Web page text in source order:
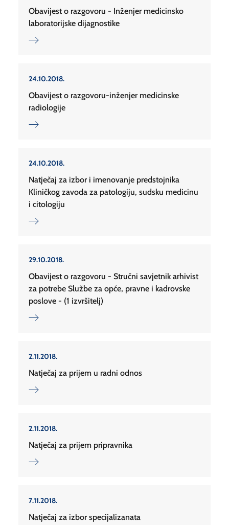
Obavijest o razgovoru - Inženjer medicinsko
laboratorijske dijagnostike
24.10.2018.
Obavijest o razgovoru-inženjer medicinske
radiologije
24.10.2018.
Natječaj za izbor i imenovanje predstojnika
Kliničkog zavoda za patologiju, sudsku medicinu
i citologiju
29.10.2018.
Obavijest o razgovoru - Stručni savjetnik arhivist
za potrebe Službe za opće, pravne i kadrovske
poslove - (1 izvršitelj)
2.11.2018.
Natječaj za prijem u radni odnos
2.11.2018.
Natječaj za prijem pripravnika
7.11.2018.
Natječaj za izbor specijalizanata